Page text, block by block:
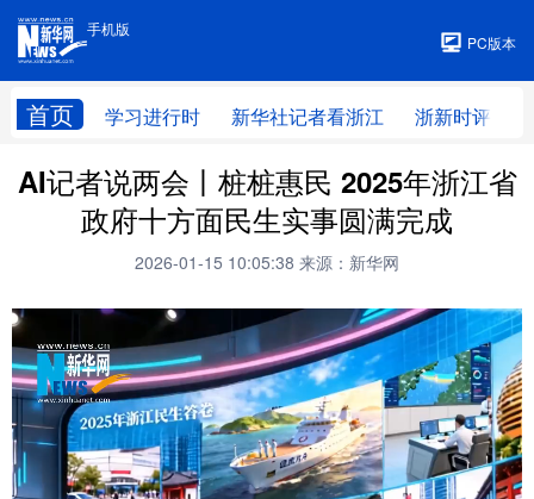
手机版
PC版本
首页 学习进行时 新华社记者看浙江 浙新时评
手机版
AI记者说两会丨桩桩惠民 2025年浙江省
政府十方面民生实事圆满完成
2026-01-15 10:05:38 来源：新华网